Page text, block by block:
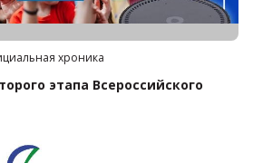
хроника
этапа Всероссийского